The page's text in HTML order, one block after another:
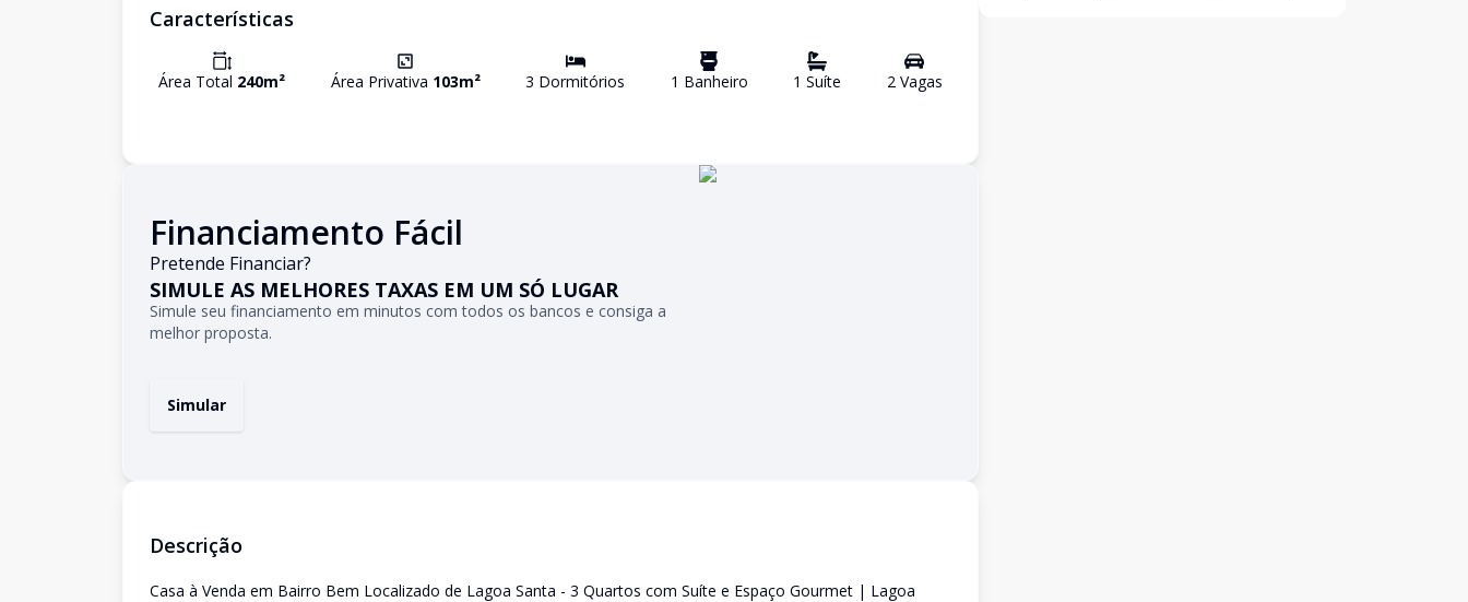
Características
Área Total 240m² Área Privativa 103m² 3 Dormitórios 1 Banheiro 1 Suíte 2Vagas
Financiamento Fácil
Pretende Financiar?
SIMULE AS MELHORES TAXAS EM UM SÓ LUGAR
Simule seu financiamento em minutos com todos os bancos e consiga a
melhor proposta.
Simular
Descrição
Casa à Venda em Bairro Bem Localizado de Lagoa Santa - 3 Quartos com Suíte e Espaço Gourmet | Lagoa